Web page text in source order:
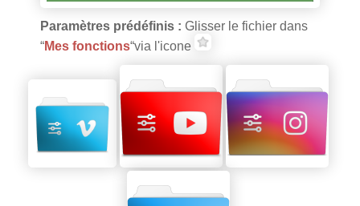
Paramètres prédéfinis : Glisser le fichier dans
“Mes fonctions“via l'icone